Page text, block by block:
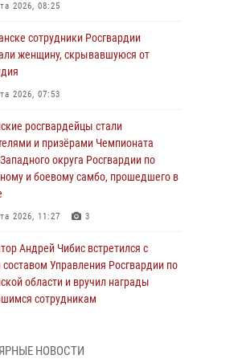
2026, 08:25
сотрудники Росгвардии
женщину, скрывавшуюся от
2026, 07:53
росгвардейцы стали
и призёрами Чемпионата
округа Росгвардии по
и боевому самбо, прошедшего в
2026, 11:27 3
Андрей Чибис встретился с
Управления Росгвардии по
области и вручил награды
сотрудникам
сотрудники Росгвардии
НОВОСТИ